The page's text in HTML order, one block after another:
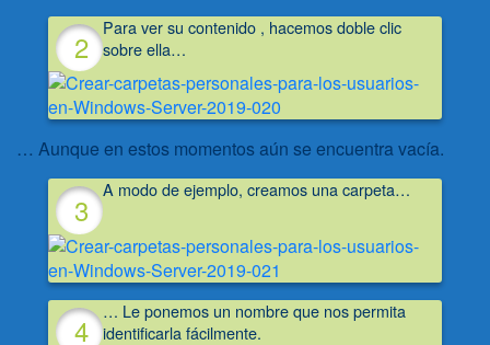
Para ver su contenido , hacemos doble clic
sobre ella…
… Aunque en estos momentos aún se encuentra vacía.
A modo de ejemplo, creamos una carpeta…
… Le ponemos un nombre que nos permita
identificarla fácilmente.